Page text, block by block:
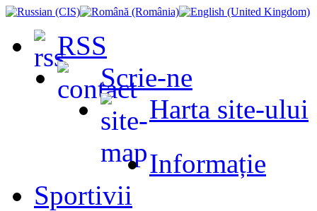
RSS
Scrie-ne
Harta site-ului
Informație
Sportivii